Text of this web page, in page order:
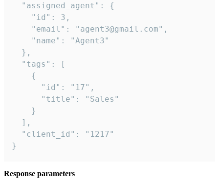
  "assigned_agent": {
    "id": 3,
    "email": "agent3@gmail.com",
    "name": "Agent3"
  },
  "tags": [
    {
      "id": "17",
      "title": "Sales"
    }
  ],
  "client_id": "1217"
}
Response parameters